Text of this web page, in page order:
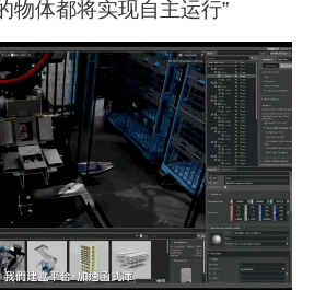
体都将实现自主运行”